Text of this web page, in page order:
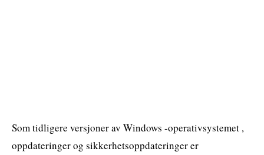
Som tidligere versjoner av Windows -operativsystemet ,
oppdateringer og sikkerhetsoppdateringer er